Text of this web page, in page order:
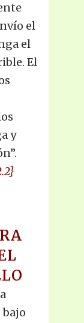
el
el
El
y
bajo